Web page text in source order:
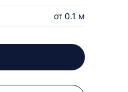
от 0.1 м